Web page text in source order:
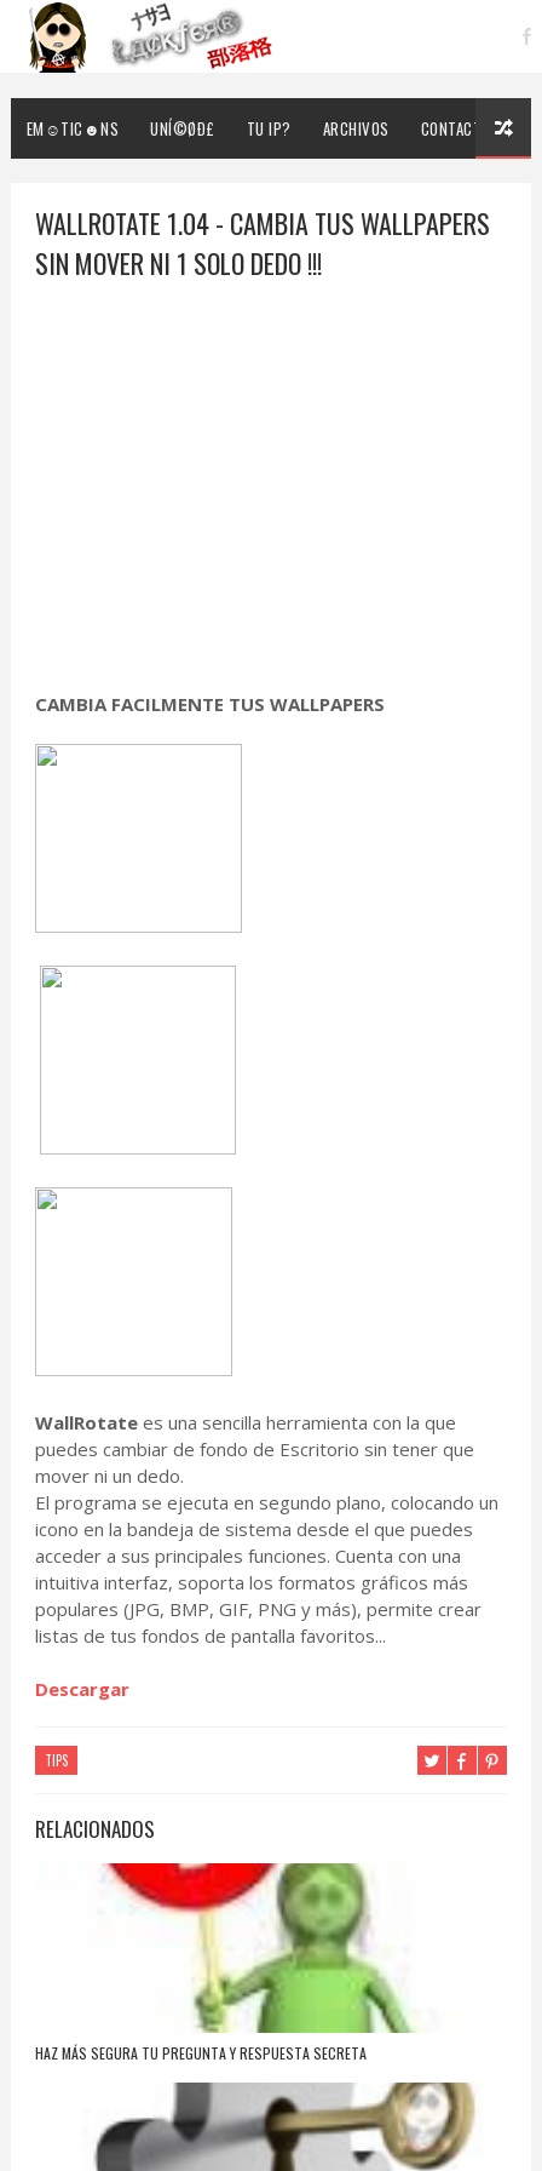
EM☺TIC☻NS UNÍ©ØÐ£ TU IP? ARCHIVOS CONTACTO
WALLROTATE 1.04 - CAMBIA TUS WALLPAPERS
SIN MOVER NI 1 SOLO DEDO !!!
CAMBIA FACILMENTE TUS WALLPAPERS
WallRotatees una sencilla herramienta con la que
puedes cambiar de fondo de Escritorio sin tener que
mover ni un dedo.
El programa se ejecuta en segundo plano, colocando un
icono en la bandeja de sistema desde el que puedes
acceder a sus principales funciones. Cuenta con una
intuitiva interfaz, soporta los formatos gráficos más
populares (JPG, BMP, GIF, PNG y más), permite crear
listas de tus fondos de pantalla favoritos...
Descargar
TIPS
RELACIONADOS
HAZ MÁS SEGURA TU PREGUNTA Y RESPUESTA SECRETA